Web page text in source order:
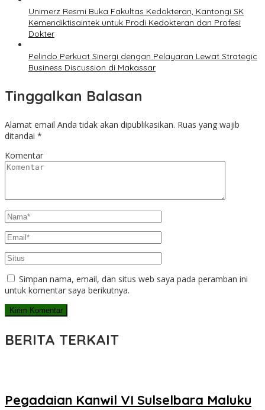
Unimerz Resmi Buka Fakultas Kedokteran, Kantongi SK
Kemendiktisaintek untuk Prodi Kedokteran dan Profesi
Dokter
Pelindo Perkuat Sinergi dengan Pelayaran Lewat Strategic
Business Discussion di Makassar
Tinggalkan Balasan
Alamat email Anda tidak akan dipublikasikan. Ruas yang wajib
ditandai *
Komentar
Simpan nama, email, dan situs web saya pada peramban ini
untuk komentar saya berikutnya.
BERITA TERKAIT
Pegadaian Kanwil VI Sulselbara Maluku